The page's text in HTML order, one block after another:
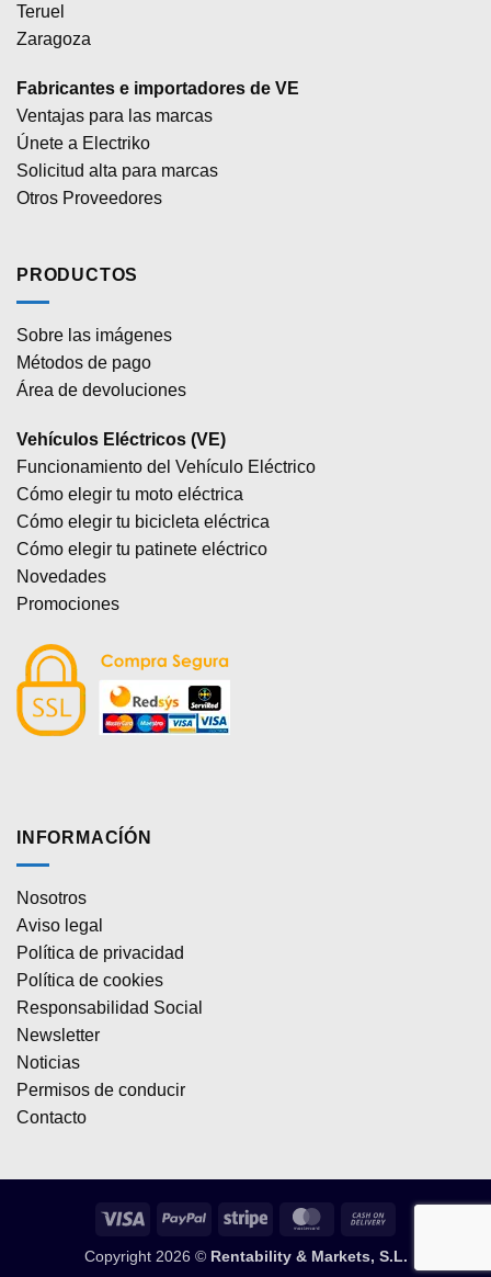
Teruel
Zaragoza
Fabricantes e importadores de VE
Ventajas para las marcas
Únete a Electriko
Solicitud alta para marcas
Otros Proveedores
PRODUCTOS
Sobre las imágenes
Métodos de pago
Área de devoluciones
Vehículos Eléctricos (VE)
Funcionamiento del Vehículo Eléctrico
Cómo elegir tu moto eléctrica
Cómo elegir tu bicicleta eléctrica
Cómo elegir tu patinete eléctrico
Novedades
Promociones
INFORMACÍÓN
Nosotros
Aviso legal
Política de privacidad
Política de cookies
Responsabilidad Social
Newsletter
Noticias
Permisos de conducir
Contacto
Visa PayPal Stripe MasterCard
Delivery
Copyright 2026 © Rentability & Markets, S.L.